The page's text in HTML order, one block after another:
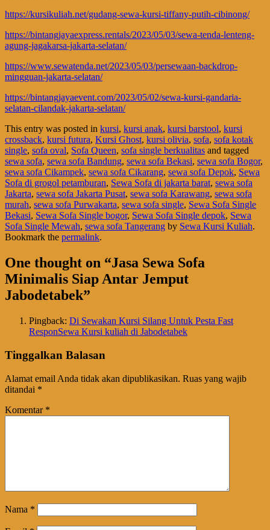
https://kursikuliah.net/gudang-sewa-kursi-tiffany-putih-cibinong/
https://bintangjayaexpress.rentals/2023/05/03/sewa-tenda-lenteng-
agung-jagakarsa-jakarta-selatan/
https://www.sewatenda.net/2023/05/03/persewaan-backdrop-
mingguan-jakarta-selatan/
https://bintangjayaevent.com/2023/05/02/sewa-kursi-gandaria-
selatan-cilandak-jakarta-selatan/
This entry was posted in kursi, kursi anak, kursi barstool, kursi
crossback, kursi futura, Kursi Ghost, kursi olivia, sofa, sofa kotak
single, sofa oval, Sofa Queen, sofa single berkualitas and tagged
sewa sofa, sewa sofa Bandung, sewa sofa Bekasi, sewa sofa Bogor,
sewa sofa Cikampek, sewa sofa Cikarang, sewa sofa Depok, Sewa
Sofa di grogol petamburan, Sewa Sofa di jakarta barat, sewa sofa
Jakarta, sewa sofa Jakarta Pusat, sewa sofa Karawang, sewa sofa
murah, sewa sofa Purwakarta, sewa sofa single, Sewa Sofa Single
Bekasi, Sewa Sofa Single bogor, Sewa Sofa Single depok, Sewa
Sofa Single Mewah, sewa sofa Tangerang by Sewa Kursi Kuliah.
Bookmark the permalink.
One thought on “Jasa Sewa Sofa
Minimalis Siap Antar Jemput
Jabodetabek”
Pingback: Di Sewakan Kursi Silang Untuk Pesta Fast
ResponSewa Kursi kuliah di Jabodetabek
Tinggalkan Balasan
Alamat email Anda tidak akan dipublikasikan. Ruas yang wajib
ditandai *
Komentar *
Nama *